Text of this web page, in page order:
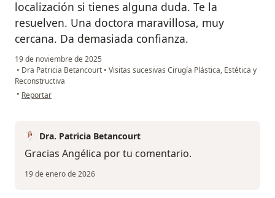
localización si tienes alguna duda. Te la
resuelven. Una doctora maravillosa, muy
cercana. Da demasiada confianza.
19 de noviembre de 2025
• Dra Patricia Betancourt • Visitas sucesivas Cirugía Plástica, Estética y
Reconstructiva
• en opinión del usuario Angélica
Reportar
Dra. Patricia Betancourt
Gracias Angélica por tu comentario.
19 de enero de 2026